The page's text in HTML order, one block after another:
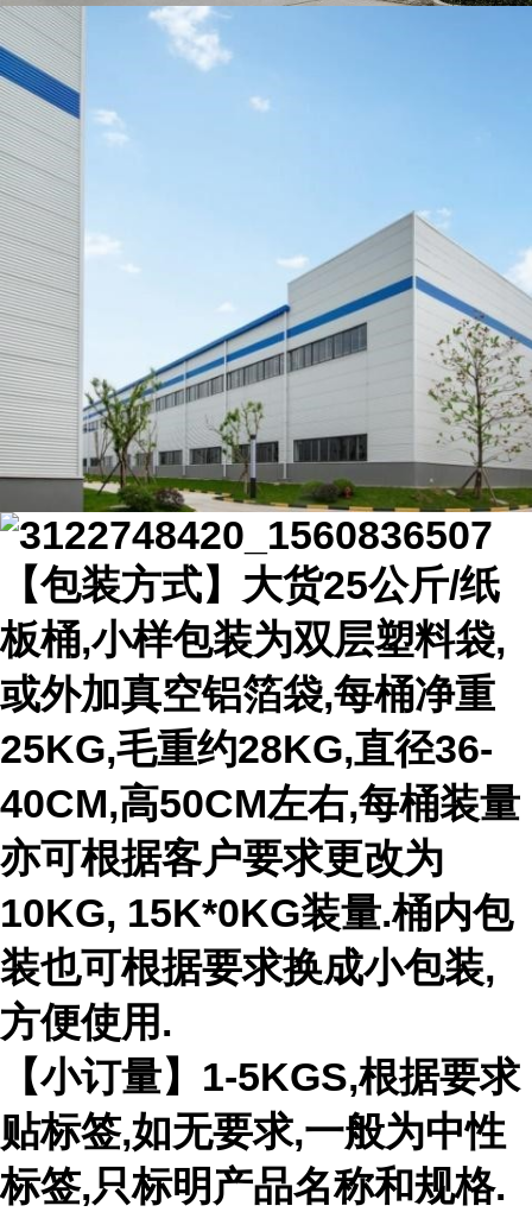
【包装方式】大货25公斤/纸
板桶,小样包装为双层塑料袋,
或外加真空铝箔袋,每桶净重
25KG,毛重约28KG,直径36-
40CM,高50CM左右,每桶装量
亦可根据客户要求更改为
10KG, 15K*0KG装量.桶内包
装也可根据要求换成小包装,
方便使用.
【小订量】1-5KGS,根据要求
贴标签,如无要求,一般为中性
标签,只标明产品名称和规格.